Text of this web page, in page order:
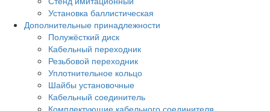
Установка баллистическая
Дополнительные принадлежности
Полужёсткий диск
Кабельный переходник
Резьбовой переходник
Уплотнительное кольцо
Шайбы установочные
Кабельный соединитель
Комплектующие кабельного соединителя